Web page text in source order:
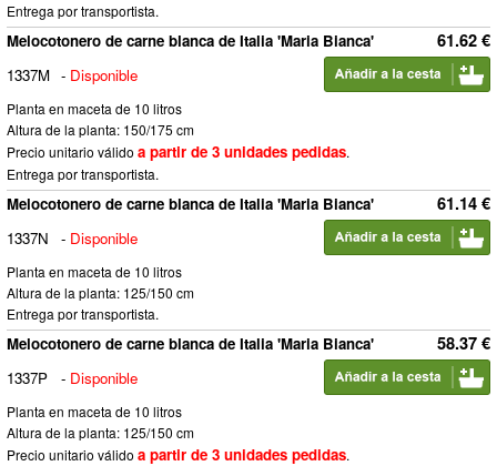
Entrega por transportista.
61.62 €
Melocotonero de carne blanca de Italia 'Maria Bianca'
1337M - Disponible
Planta en maceta de 10 litros
Altura de la planta: 150/175 cm
Precio unitario válido a partir de 3 unidades pedidas.
Entrega por transportista.
61.14 €
Melocotonero de carne blanca de Italia 'Maria Bianca'
1337N
- Disponible
Planta en maceta de 10 litros
Altura de la planta: 125/150 cm
Entrega por transportista.
58.37 €
Melocotonero de carne blanca de Italia 'Maria Bianca'
1337P
- Disponible
Planta en maceta de 10 litros
Altura de la planta: 125/150 cm
Precio unitario válido a partir de 3 unidades pedidas.